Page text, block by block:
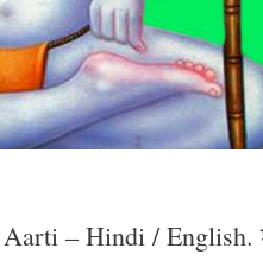
– Hindi / English.